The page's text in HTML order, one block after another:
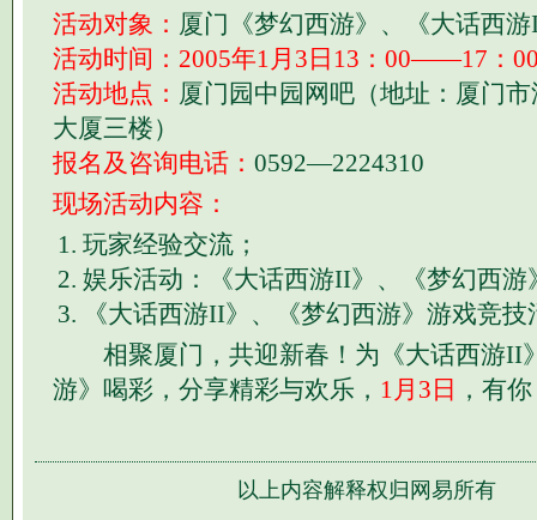
活动对象： 厦门《梦幻西游》、《大话西
活动时间：2005年1月3日13：00——17：
活动地点： 厦门园中园网吧（地址：厦门
大厦三楼）
报名及咨询电话： 0592—2224310
现场活动内容：
玩家经验交流；
娱乐活动：《大话西游II》、《梦幻西游
《大话西游II》、《梦幻西游》游戏竞技
相聚厦门，共迎新春！为《大话西游II
游》喝彩，分享精彩与欢乐， 1月3日 ，有
以上内容解释权归网易所有